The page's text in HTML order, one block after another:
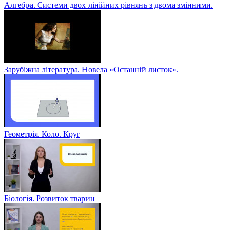
Алгебра. Системи двох лінійних рівнянь з двома змінними.
Зарубіжна література. Новела «Останній листок».
Геометрія. Коло. Круг
Біологія. Розвиток тварин